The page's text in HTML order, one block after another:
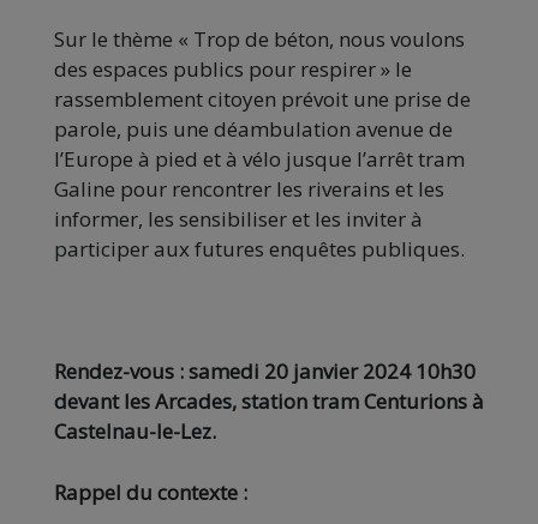
Sur le thème « Trop de béton, nous voulons
des espaces publics pour respirer » le
rassemblement citoyen prévoit une prise de
parole, puis une déambulation avenue de
l’Europe à pied et à vélo jusque l’arrêt tram
Galine pour rencontrer les riverains et les
informer, les sensibiliser et les inviter à
participer aux futures enquêtes publiques.
Rendez-vous : samedi 20 janvier 2024 10h30
devant les Arcades, station tram Centurions à
Castelnau-le-Lez.
Rappel du contexte :